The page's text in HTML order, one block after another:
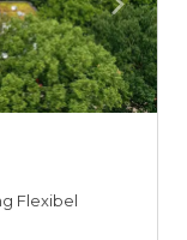
Flexibel